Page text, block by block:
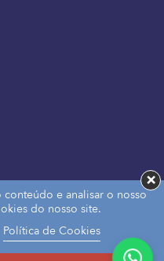
conteúdo e analisar o nosso
do nosso site.
Política de Cookies
×